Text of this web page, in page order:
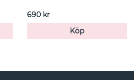
690 kr
Köp